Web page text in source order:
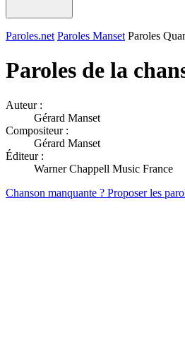
Paroles.net Paroles Manset Paroles
Paroles de la
Auteur :
Gérard Manset
Compositeur :
Gérard Manset
Éditeur :
Warner Chappell Music France
Chanson manquante ? Proposer les